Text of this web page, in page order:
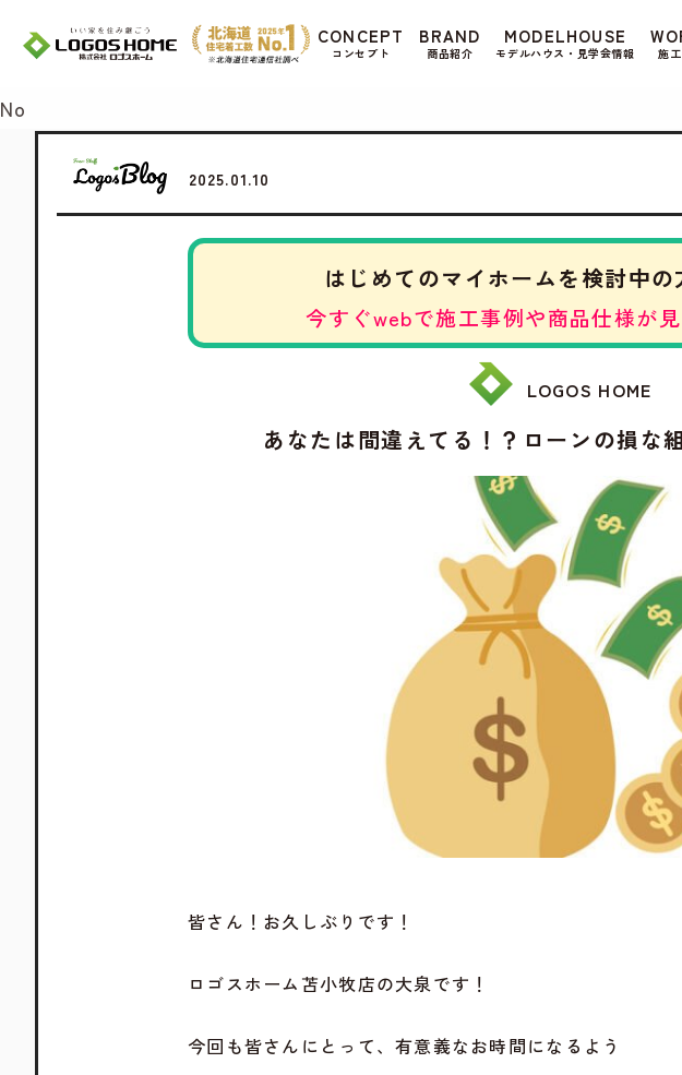
CONCEPT
コンセプト
BRAND
商品紹介
MODELHOUSE
モデルハウス・見学会情報 施
2025.01.10
はじめてのマイホームを検討中の
今すぐwebで施工事例や商品仕様が
LOGOS HOME
あなたは間違えてる！？ローンの損な
皆さん！お久しぶりです！
ロゴスホーム苫小牧店の大泉です！
今回も皆さんにとって、有意義なお時間になるよう
Cookie を使用して、お客様の活動を追跡してもよろしいですか? 当
がある場合は、当社のプ
No